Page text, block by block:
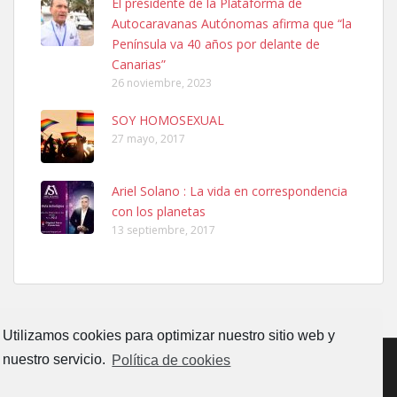
Utilizamos cookies para optimizar nuestro sitio web y
nuestro servicio. Política de cookies
PERRO MACHO RAZA SHIBA CON MICROCHIP PERDIDO HOY
06/07/2025 ZONA MESA Y LOPEZ. ES MUY ASUSTADIZO
Leales.org » Gran Canaria
6.7.2025
Ninfa perdida
El día 5 se los perdió una ninfa papillera, asustada tiene miedo a la
calle, se perdió por la zon...
Autocaravanas Autónomas afirma que “la
Península va 40 años por delante de
Canarias”
26 noviembre, 2023
SOY HOMOSEXUAL
27 mayo, 2017
Ariel Solano : La vida en correspondencia
con los planetas
13 septiembre, 2017